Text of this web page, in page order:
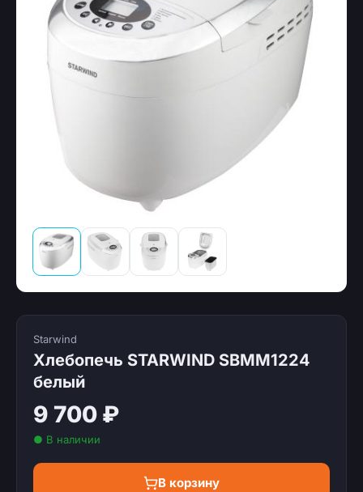
Starwind
Хлебопечь STARWIND SBMM1224
белый
9 700 ₽
● В наличии
В корзину